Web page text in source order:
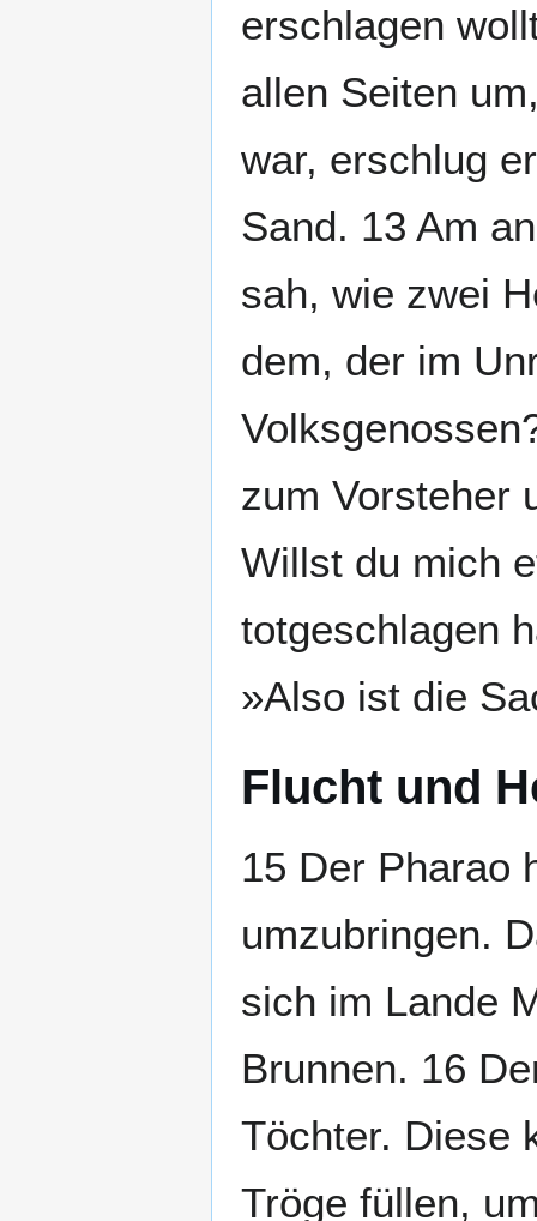
erschlagen
allen Seiten
war, erschlug
Sand. 13 Am
sah, wie zwei
dem, der im
zum Vorsteher
Willst du mich
totgeschlagen
»Also ist die
Flucht und
15 Der Pharao
umzubringen.
sich im Lande
Brunnen. 16
Töchter. Diese
Tröge füllen,